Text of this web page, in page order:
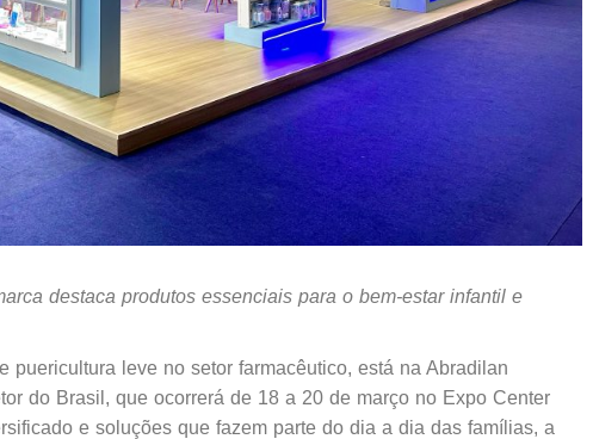
destaca produtos essenciais para o bem-estar infantil e
puericultura leve no setor farmacêutico, está na Abradilan
do Brasil, que ocorrerá de 18 a 20 de março no Expo Center
e soluções que fazem parte do dia a dia das famílias, a